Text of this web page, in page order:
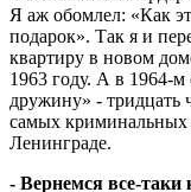
Я аж обомлел: «Как
подарок». Так я и
квартиру в новом
1963 году. А в 1964-
дружину» - тридцать
самых криминальных
Ленинграде.
- Вернемся все-